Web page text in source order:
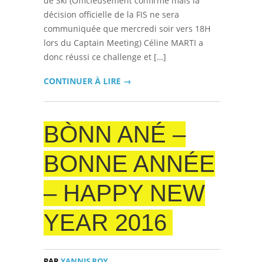
décision officielle de la FIS ne sera
communiquée que mercredi soir vers 18H
lors du Captain Meeting) Céline MARTI a
donc réussi ce challenge et […]
CONTINUER À LIRE →
BÒNN ANÉ –
BONNE ANNÉE
– HAPPY NEW
YEAR 2016